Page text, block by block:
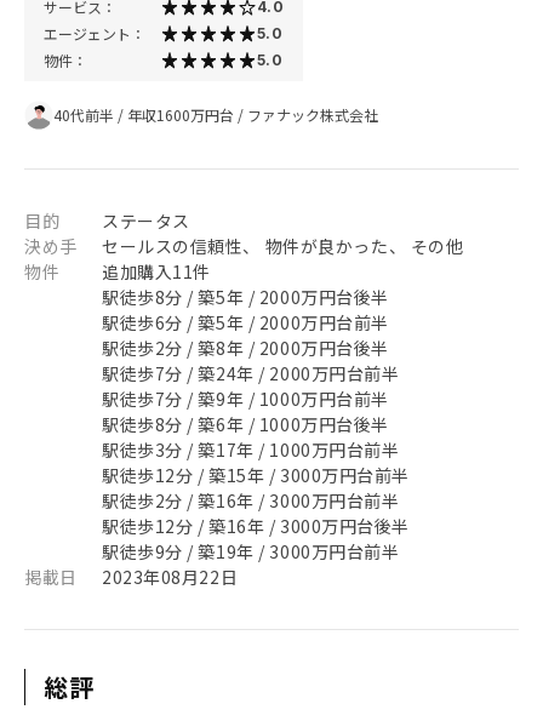
サービス： 4.0
エージェント： 5.0
物件： 5.0
40代前半 / 年収1600万円台 / ファナック株式会社
目的
ステータス
決め手
セールスの信頼性、 物件が良かった、 その他
物件
追加購入11件
駅徒歩8分 / 築5年 / 2000万円台後半
駅徒歩6分 / 築5年 / 2000万円台前半
駅徒歩2分 / 築8年 / 2000万円台後半
駅徒歩7分 / 築24年 / 2000万円台前半
駅徒歩7分 / 築9年 / 1000万円台前半
駅徒歩8分 / 築6年 / 1000万円台後半
駅徒歩3分 / 築17年 / 1000万円台前半
駅徒歩12分 / 築15年 / 3000万円台前半
駅徒歩2分 / 築16年 / 3000万円台前半
駅徒歩12分 / 築16年 / 3000万円台後半
駅徒歩9分 / 築19年 / 3000万円台前半
掲載日
2023年08月22日
総評